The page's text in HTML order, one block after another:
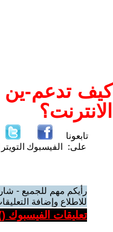
كيف تدعم-ين
الانترنت؟
تابعونا
على: الفيسبوك التويتر
رأيكم مهم للجميع -
للاطلاع وإضافة
تعليقات الفيسبوك (